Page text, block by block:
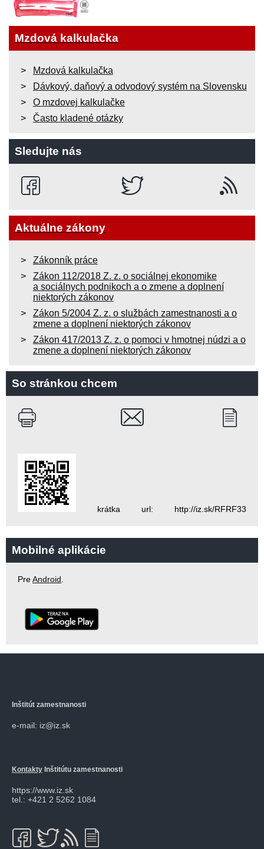
Mzdová kalkulačka
Mzdová kalkulačka
Dávkový, daňový a odvodový systém na Slovensku
O mzdovej kalkulačke
Často kladené otázky
Sledujte nás
Aktuálne zákony
Zákonník práce
Zákon 112/2018 Z. z. o sociálnej ekonomike
a sociálnych podnikoch a o zmene a doplnení
niektorých zákonov
Zákon 5/2004 Z. z. o službách zamestnanosti a o
zmene a doplnení niektorých zákonov
Zákon 417/2013 Z. z. o pomoci v hmotnej núdzi a o
zmene a doplnení niektorých zákonov
So stránkou chcem
krátka url: http://iz.sk/RFRF33
Mobilné aplikácie
PreAndroid.
Inštitút zamestnanosti
e-mail: iz@iz.sk
Kontakty Inštitútu zamestnanosti
https://www.iz.sk
tel.: +421 2 5262 1084